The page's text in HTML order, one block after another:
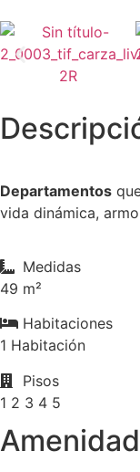
Departamentos
vida dinámica,
Medidas
49 m²
Habitaciones
1 Habitación
Pisos
1 2 3 4 5